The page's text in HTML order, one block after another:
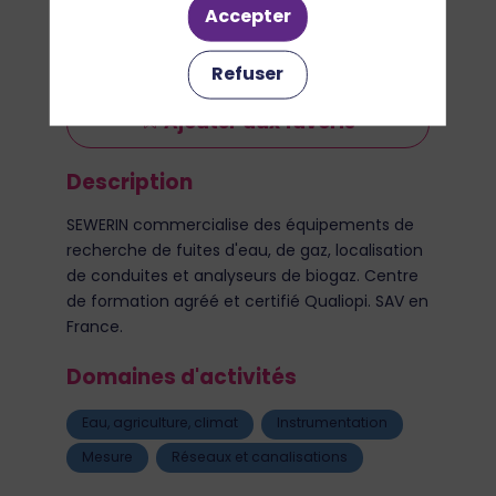
Ajouter aux favoris
Description
SEWERIN commercialise des équipements de
recherche de fuites d'eau, de gaz, localisation
de conduites et analyseurs de biogaz. Centre
de formation agréé et certifié Qualiopi. SAV en
France.
Domaines d'activités
Eau, agriculture, climat
Instrumentation
Mesure
Réseaux et canalisations
Accepter
Refuser